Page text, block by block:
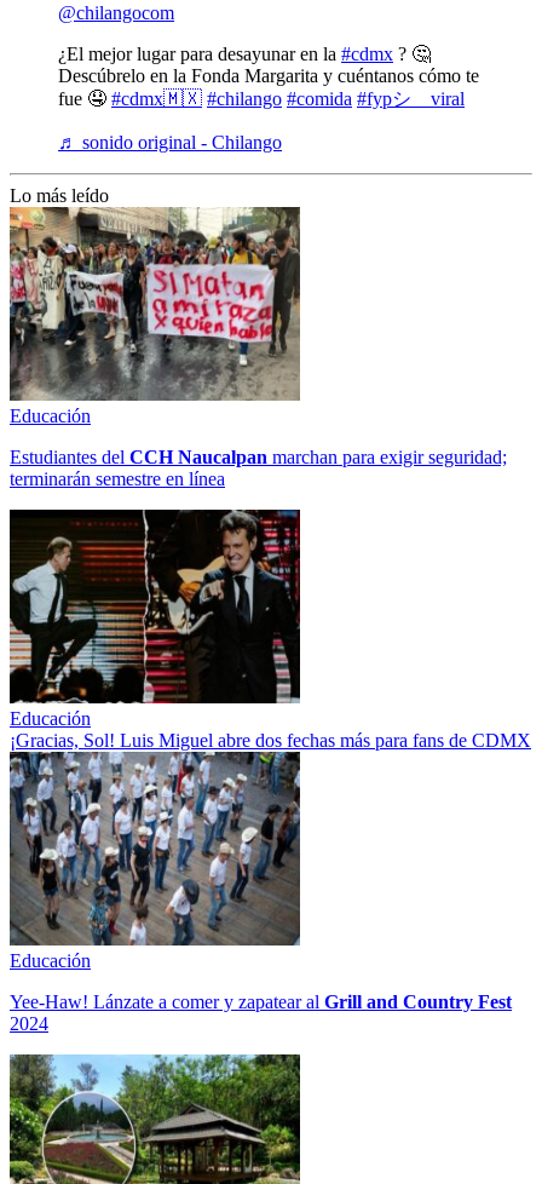
@chilangocom
¿El mejor lugar para desayunar en la #cdmx ? 🤔
Descúbrelo en la Fonda Margarita y cuéntanos cómo te
fue 🤤 #cdmx🇲🇽 #chilango #comida #fypシ゚viral
♬ sonido original - Chilango
Lo más leído
Educación
Estudiantes del CCH Naucalpan marchan para exigir seguridad;
terminarán semestre en línea
Educación
¡Gracias, Sol! Luis Miguel abre dos fechas más para fans de CDMX
Educación
Yee-Haw! Lánzate a comer y zapatear al Grill and Country Fest
2024